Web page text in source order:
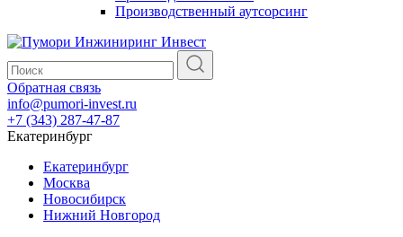
Производственный аутсорсинг
Обратная связь
info@pumori-invest.ru
+7 (343) 287-47-87
Екатеринбург
Екатеринбург
Москва
Новосибирск
Нижний Новгород